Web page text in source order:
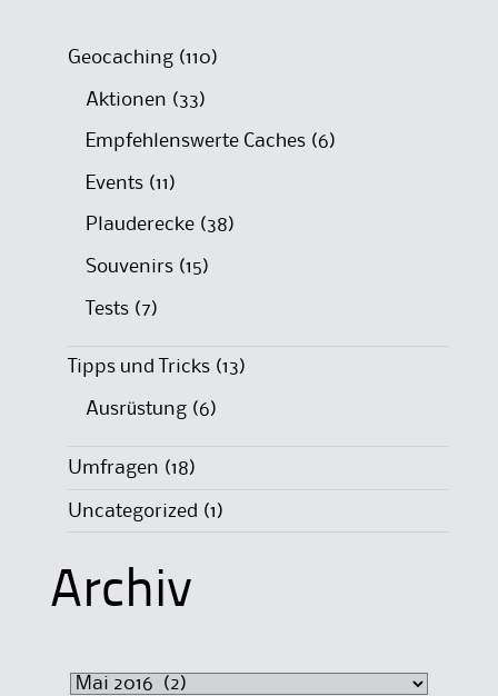
Geocaching(110)
Aktionen (33)
Empfehlenswerte Caches(6)
Events(11)
Plauderecke(38)
Souvenirs(15)
Tests(7)
Tipps und Tricks(13)
Ausrüstung(6)
Umfragen (18)
Uncategorized (1)
Archiv